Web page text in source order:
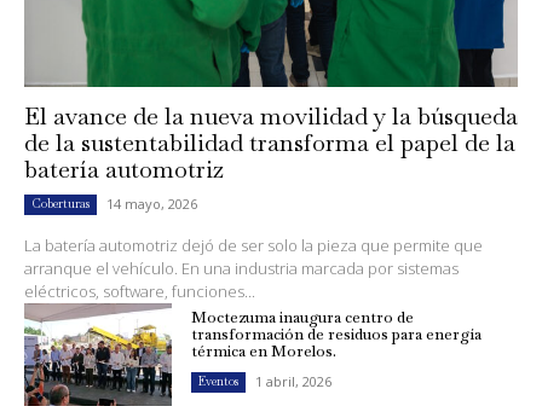
El avance de la nueva movilidad y la búsqueda
de la sustentabilidad transforma el papel de la
batería automotriz
Coberturas 14 mayo, 2026
La batería automotriz dejó de ser solo la pieza que permite que
arranque el vehículo. En una industria marcada por sistemas
eléctricos, software, funciones...
Moctezuma inaugura centro de
transformación de residuos para energía
térmica en Morelos.
Eventos 1 abril, 2026